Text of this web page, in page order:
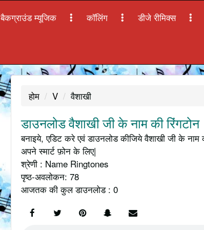
बैकग्राउंड म्यूजिक कॉलिंग डीजे रीमिक्स
होम V वैशाखी
डाउनलोड वैशाखी जी के नाम की रिंगटोन
बनाइये, एडिट करे एवं डाउनलोड कीजिये वैशाखी जी के
अपने स्मार्ट फ़ोन के लिए|
श्रेणी : Name Ringtones
पृष्ठ-अवलोकन: 78
आजतक की कुल डाउनलोड : 0